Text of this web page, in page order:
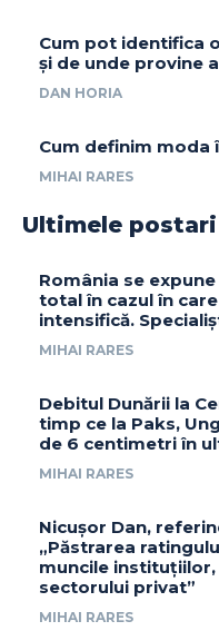
Cum pot identifica
și de unde provine
DAN HORIA
Cum definim moda
MIHAI RARES
Ultimele postari
România se
total în cazul în
intensifică.
MIHAI RARES
Debitul Dunării la
timp ce la Paks,
de 6 centimetri în
MIHAI RARES
Nicușor Dan,
„Păstrarea
muncile
sectorului privat”
MIHAI RARES